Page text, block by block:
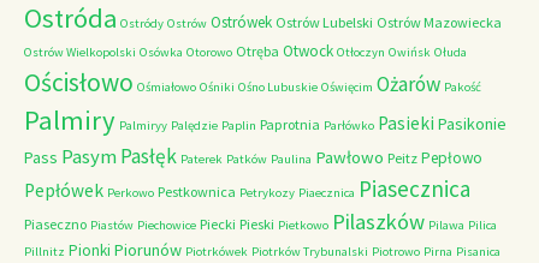
Ostróda Ostródy Ostrów Ostrówek Ostrów Lubelski Ostrów Mazowiecka
Ostrów Wielkopolski Osówka Otorowo Otręba Otwock Otłoczyn Owińsk Ołuda
Ościsłowo Ośmiałowo Ośniki Ośno Lubuskie Oświęcim Ożarów Pakość
Palmiry Palmiryy Palędzie Paplin Paprotnia Parłówko Pasieki Pasikonie
Pass PasymPasłęk Paterek Patków Paulina Pawłowo Peitz Pepłowo
Pepłówek Perkowo Pestkownica Petrykozy Piaecznica Piasecznica
Piaseczno Piastów Piechowice Piecki Pieski Pietkowo Pilaszków Pilawa Pilica
Pillnitz Pionki Piorunów Piotrkówek Piotrków Trybunalski Piotrowo Pirna Pisanica